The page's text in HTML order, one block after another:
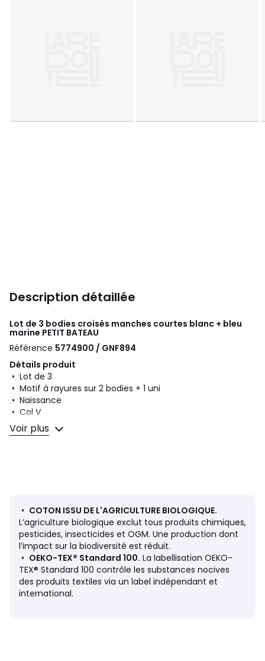
Description détaillée
Lot de 3 bodies croisés manches courtes blanc + bleu
marine PETIT BATEAU
Référence 5774900 / GNF894
Détails produit
• Lot de 3
• Motif à rayures sur 2 bodies + 1 uni
• Naissance
• Col V
• Manches courtes
• Emmanchures raglan
Composition et Entretien
• 100% coton
• Pour l'entretien, merci de vous référer aux indications
figurant sur l'étiquette du produit
Couleurs Blanc + Bleu Marine
Tailles 0 mois - 50 cm, 1 mois - 54 cm, 3 mois - 60 cm, 6
Voir plus
• COTON ISSU DE L'AGRICULTURE BIOLOGIQUE.
L’agriculture biologique exclut tous produits chimiques,
pesticides, insecticides et OGM. Une production dont
l’impact sur la biodiversité est réduit.
• OEKO-TEX® Standard 100. La labellisation OEKO-
TEX® Standard 100 contrôle les substances nocives
des produits textiles via un label indépendant et
international.